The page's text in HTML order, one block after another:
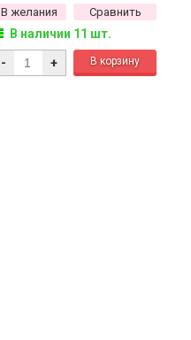
В желания Сравнить
В наличии 11 шт.
- +